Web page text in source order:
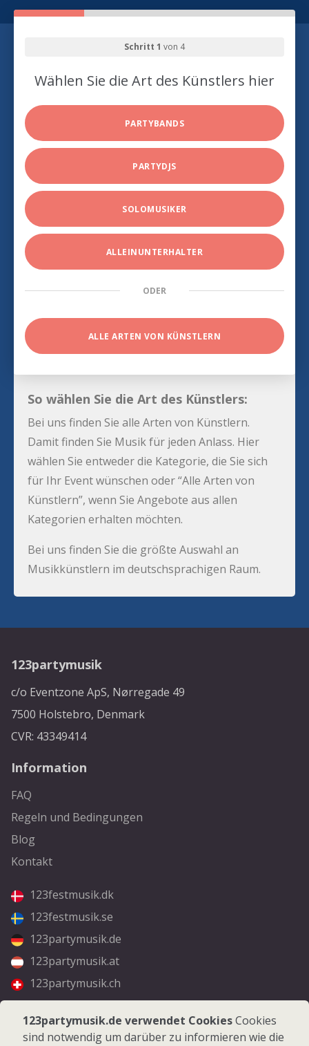
Schritt 1 von 4
Wählen Sie die Art des Künstlers hier
PARTYBANDS
PARTYDJS
SOLOMUSIKER
ALLEINUNTERHALTER
ODER
ALLE ARTEN VON KÜNSTLERN
So wählen Sie die Art des Künstlers:
Bei uns finden Sie alle Arten von Künstlern.
Damit finden Sie Musik für jeden Anlass. Hier
wählen Sie entweder die Kategorie, die Sie sich
für Ihr Event wünschen oder “Alle Arten von
Künstlern”, wenn Sie Angebote aus allen
Kategorien erhalten möchten.
Bei uns finden Sie die größte Auswahl an
Musikkünstlern im deutschsprachigen Raum.
123partymusik
c/o Eventzone ApS, Nørregade 49
7500 Holstebro, Denmark
CVR: 43349414
Information
FAQ
Regeln und Bedingungen
Blog
Kontakt
123festmusik.dk
123festmusik.se
123partymusik.de
123partymusik.at
123partymusik.ch
Folgen Sie uns
Facebook
123partymusik.de verwendet CookiesCookies
sind notwendig um darüber zu informieren wie die